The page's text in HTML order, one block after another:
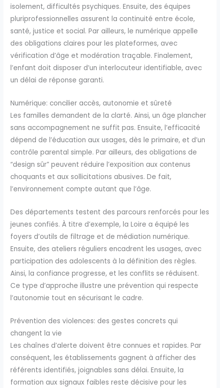
isolement, difficultés psychiques. Ensuite, des équipes
pluriprofessionnelles assurent la continuité entre école,
santé, justice et social. Par ailleurs, le numérique appelle
des obligations claires pour les plateformes, avec
vérification d’âge et modération traçable. Finalement,
l’enfant doit disposer d’un interlocuteur identifiable, avec
un délai de réponse garanti.
Numérique: concilier accès, autonomie et sûreté
Les familles demandent de la clarté. Ainsi, un âge plancher
sans accompagnement ne suffit pas. Ensuite, l’efficacité
dépend de l’éducation aux usages, dès le primaire, et d’un
contrôle parental simple. Par ailleurs, des obligations de
“design sûr” peuvent réduire l’exposition aux contenus
choquants et aux sollicitations abusives. De fait,
l’environnement compte autant que l’âge.
Des départements testent des parcours renforcés pour les
jeunes confiés. À titre d’exemple, la Loire a équipé les
foyers d’outils de filtrage et de médiation numérique.
Ensuite, des ateliers réguliers encadrent les usages, avec
participation des adolescents à la définition des règles.
Ainsi, la confiance progresse, et les conflits se réduisent.
Ce type d’approche illustre une prévention qui respecte
l’autonomie tout en sécurisant le cadre.
Prévention des violences: des gestes concrets qui
changent la vie
Les chaînes d’alerte doivent être connues et rapides. Par
conséquent, les établissements gagnent à afficher des
référents identifiés, joignables sans délai. Ensuite, la
formation aux signaux faibles reste décisive pour les